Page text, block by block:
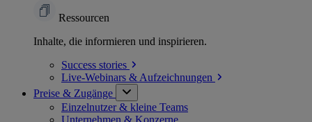
Ressourcen
Inhalte, die informieren und inspirieren.
Success stories
Live-Webinars & Aufzeichnungen
Preise & Zugänge
Einzelnutzer & kleine Teams
Unternehmen & Konzerne